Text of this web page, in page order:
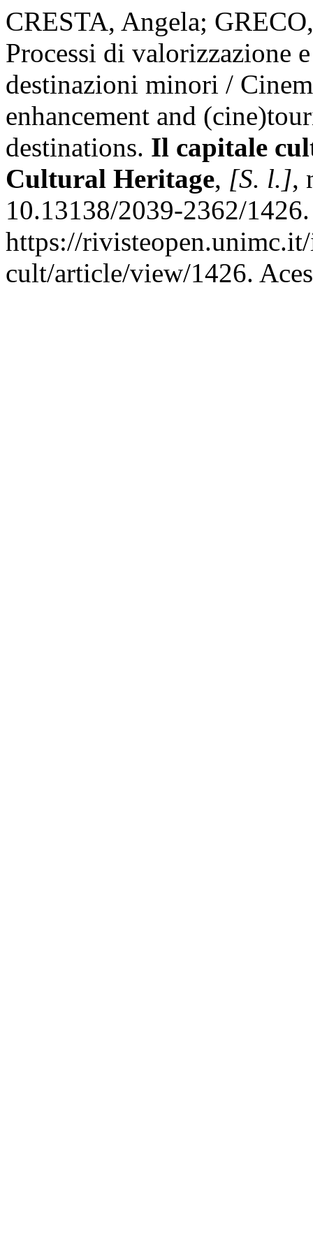
CRESTA, Angela;
Processi di valorizzazione
destinazioni minori /
enhancement and
destinations. Il capitale
Cultural Heritage, [S. l.],
10.13138/2039-2362/
https://
cult/article/view/1426.